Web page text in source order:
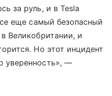
за руль, и в Tesla
еще самый безопасный
Великобритании, и
Но этот инцидент
уверенность», —